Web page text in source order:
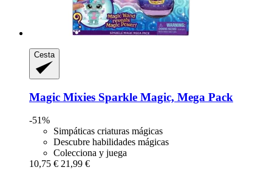
Cesta
Magic Mixies Sparkle Magic, Mega Pack
-51%
Simpáticas criaturas mágicas
Descubre habilidades mágicas
Colecciona y juega
10,75 € 21,99 €